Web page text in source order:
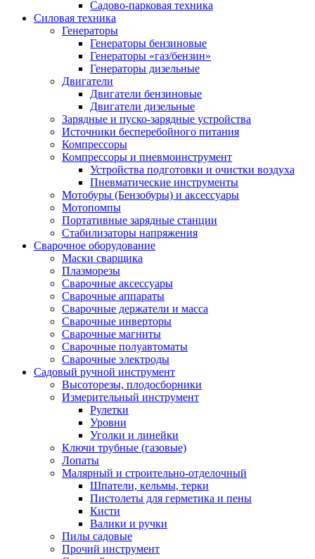
Садово-парковая техника
Силовая техника
Генераторы
Генераторы бензиновые
Генераторы «газ/бензин»
Генераторы дизельные
Двигатели
Двигатели бензиновые
Двигатели дизельные
Зарядные и пуско-зарядные устройства
Источники бесперебойного питания
Компрессоры
Компрессоры и пневмоинструмент
Устройства подготовки и очистки воздуха
Пневматические инструменты
Мотобуры (Бензобуры) и аксессуары
Мотопомпы
Портативные зарядные станции
Стабилизаторы напряжения
Сварочное оборудование
Маски сварщика
Плазморезы
Сварочные аксессуары
Сварочные аппараты
Сварочные держатели и масса
Сварочные инверторы
Сварочные магниты
Сварочные полуавтоматы
Сварочные электроды
Садовый ручной инструмент
Высоторезы, плодосборники
Измерительный инструмент
Рулетки
Уровни
Уголки и линейки
Ключи трубные (газовые)
Лопаты
Малярный и строительно-отделочный
Шпатели, кельмы, терки
Пистолеты для герметика и пены
Кисти
Валики и ручки
Пилы садовые
Прочий инструмент